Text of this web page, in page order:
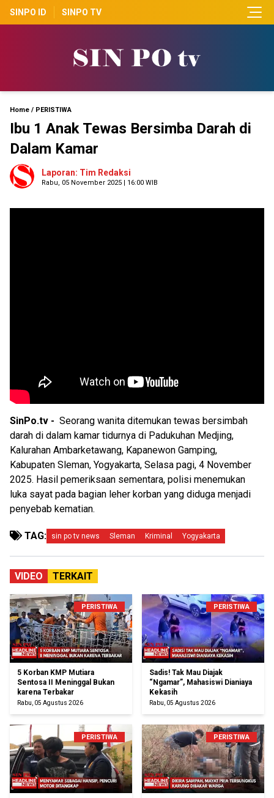
SINPO ID SINPO TV
Home / PERISTIWA
Ibu 1 Anak Tewas Bersimba Darah di
Dalam Kamar
Laporan: Tim Redaksi
Rabu, 05 November 2025 | 16:00 WIB
SinPo.tv - Seorang wanita ditemukan tewas bersimbah
darah di dalam kamar tidurnya di Padukuhan Medjing,
Kalurahan Ambarketawang, Kapanewon Gamping,
Kabupaten Sleman, Yogyakarta, Selasa pagi, 4 November
2025. Hasil pemeriksaan sementara, polisi menemukan
luka sayat pada bagian leher korban yang diduga menjadi
penyebab kematian.
TAG: sin po tv news Sleman Kriminal Yogyakarta
VIDEO TERKAIT
PERISTIWA
5 Korban KMP Mutiara
Sentosa II Meninggal Bukan
karena Terbakar
Rabu, 05 Agustus 2026
PERISTIWA
Sadis! Tak Mau Diajak
“Ngamar”, Mahasiswi Dianiaya
Kekasih
Rabu, 05 Agustus 2026
PERISTIWA PERISTIWA